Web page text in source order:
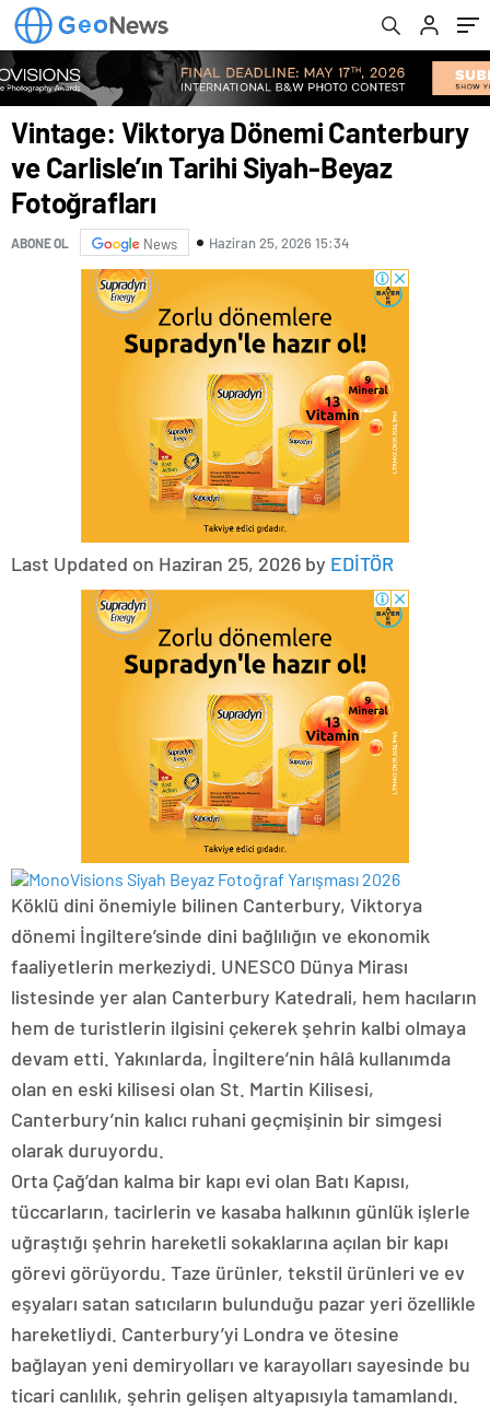
Vintage: Viktorya Dönemi Canterbury
ve Carlisle’ın Tarihi Siyah-Beyaz
Fotoğrafları
ABONE OL News Haziran 25, 2026 15:34
Last Updated on Haziran 25, 2026 by EDİTÖR
Köklü dini önemiyle bilinen Canterbury, Viktorya
dönemi İngiltere’sinde dini bağlılığın ve ekonomik
faaliyetlerin merkeziydi. UNESCO Dünya Mirası
listesinde yer alan Canterbury Katedrali, hem hacıların
hem de turistlerin ilgisini çekerek şehrin kalbi olmaya
devam etti. Yakınlarda, İngiltere’nin hâlâ kullanımda
olan en eski kilisesi olan St. Martin Kilisesi,
Canterbury’nin kalıcı ruhani geçmişinin bir simgesi
olarak duruyordu.
Orta Çağ’dan kalma bir kapı evi olan Batı Kapısı,
tüccarların, tacirlerin ve kasaba halkının günlük işlerle
uğraştığı şehrin hareketli sokaklarına açılan bir kapı
görevi görüyordu. Taze ürünler, tekstil ürünleri ve ev
eşyaları satan satıcıların bulunduğu pazar yeri özellikle
hareketliydi. Canterbury’yi Londra ve ötesine
bağlayan yeni demiryolları ve karayolları sayesinde bu
ticari canlılık, şehrin gelişen altyapısıyla tamamlandı.